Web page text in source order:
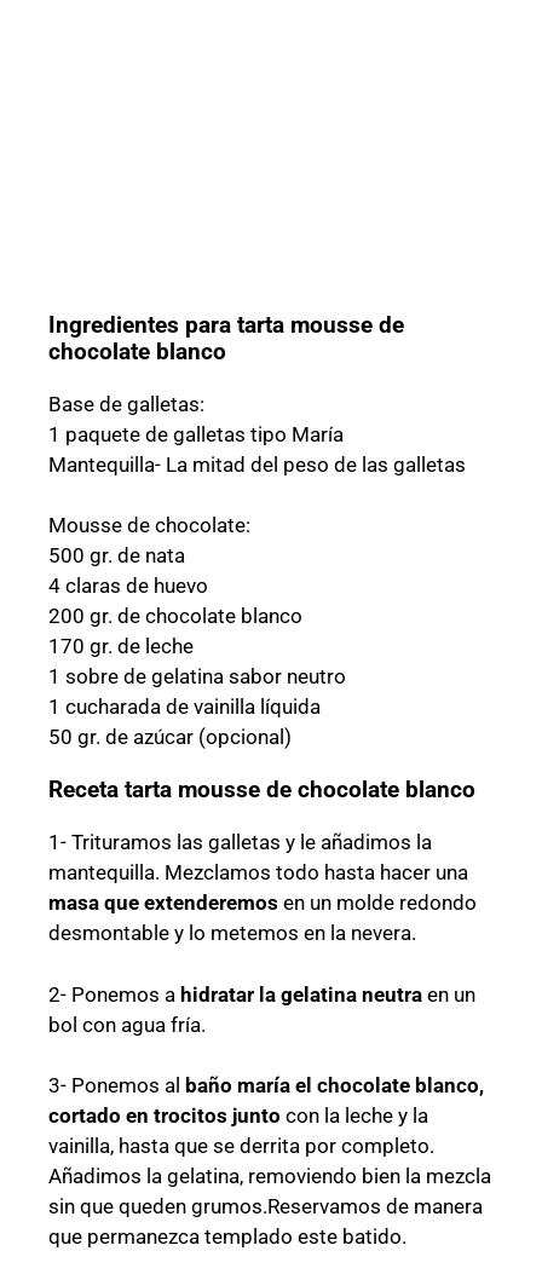
Ingredientes para tarta mousse de
chocolate blanco
Base de galletas:
1 paquete de galletas tipo María
Mantequilla- La mitad del peso de las galletas
Mousse de chocolate:
500 gr. de nata
4 claras de huevo
200 gr. de chocolate blanco
170 gr. de leche
1 sobre de gelatina sabor neutro
1 cucharada de vainilla líquida
50 gr. de azúcar (opcional)
Receta tarta mousse de chocolate blanco
1- Trituramos las galletas y le añadimos la
mantequilla. Mezclamos todo hasta hacer una
masa que extenderemos en un molde redondo
desmontable y lo metemos en la nevera.
2- Ponemos a hidratar la gelatina neutra en un
bol con agua fría.
3- Ponemos al baño maría el chocolate blanco,
cortado en trocitos junto con la leche y la
vainilla, hasta que se derrita por completo.
Añadimos la gelatina, removiendo bien la mezcla
sin que queden grumos.Reservamos de manera
que permanezca templado este batido.